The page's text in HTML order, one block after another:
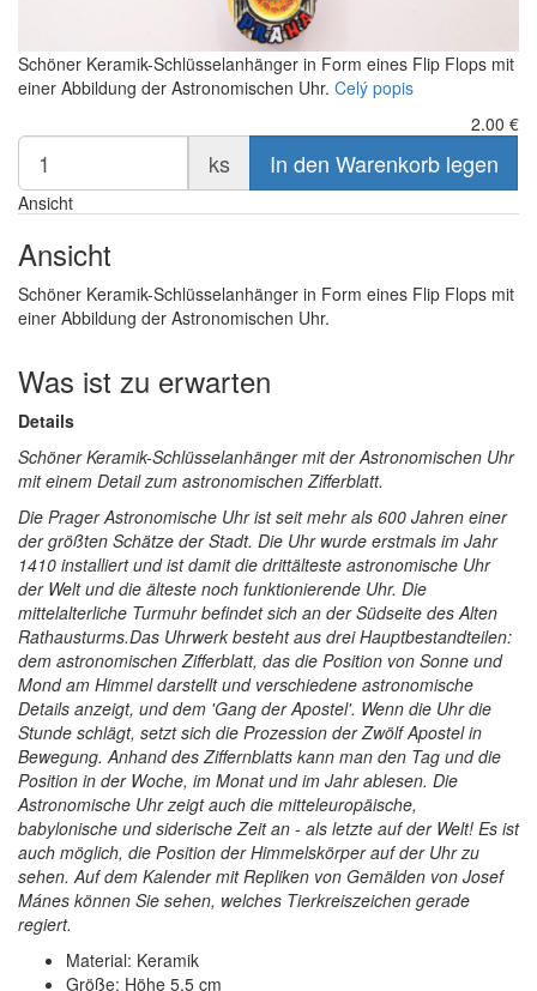
Schöner Keramik-Schlüsselanhänger in Form eines Flip Flops mit
einer Abbildung der Astronomischen Uhr. Celý popis
2.00 €
ks In den Warenkorb legen
Ansicht
Ansicht
Schöner Keramik-Schlüsselanhänger in Form eines Flip Flops mit
einer Abbildung der Astronomischen Uhr.
Was ist zu erwarten
Details
Schöner Keramik-Schlüsselanhänger mit der Astronomischen Uhr
mit einem Detail zum astronomischen Zifferblatt.
Die Prager Astronomische Uhr ist seit mehr als 600 Jahren einer
der größten Schätze der Stadt. Die Uhr wurde erstmals im Jahr
1410 installiert und ist damit die drittälteste astronomische Uhr
der Welt und die älteste noch funktionierende Uhr. Die
mittelalterliche Turmuhr befindet sich an der Südseite des Alten
Rathausturms.Das Uhrwerk besteht aus drei Hauptbestandteilen:
dem astronomischen Zifferblatt, das die Position von Sonne und
Mond am Himmel darstellt und verschiedene astronomische
Details anzeigt, und dem 'Gang der Apostel'. Wenn die Uhr die
Stunde schlägt, setzt sich die Prozession der Zwölf Apostel in
Bewegung. Anhand des Ziffernblatts kann man den Tag und die
Position in der Woche, im Monat und im Jahr ablesen. Die
Astronomische Uhr zeigt auch die mitteleuropäische,
babylonische und siderische Zeit an - als letzte auf der Welt! Es ist
auch möglich, die Position der Himmelskörper auf der Uhr zu
sehen. Auf dem Kalender mit Repliken von Gemälden von Josef
Mánes können Sie sehen, welches Tierkreiszeichen gerade
regiert.
Material: Keramik
Größe: Höhe 5,5 cm